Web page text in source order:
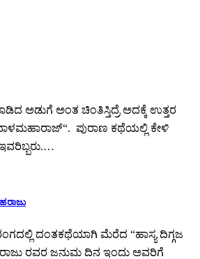
ಅಡುಗೆ ಅಂತ ಚಿಂತಿಸ್ತಿದ್ರೆ ಅದಕ್ಕೆ ಉತ್ತರ
ಪುರಾಣ ಕಥೆಯಲ್ಲಿ ಕೇಳಿ
ದಂತಕಥೆಯಾಗಿ ಮೆರೆದ “ಹಾಸ್ಯ ದಿಗ್ಗಜ
ರವರ ಜನುಮ ದಿನ ಇಂದು ಅವರಿಗೆ